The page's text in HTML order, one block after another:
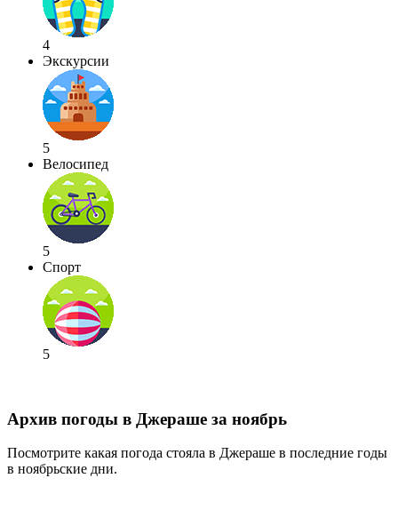
4
Экскурсии
5
Велосипед
5
Спорт
5
Архив погоды в Джераше за ноябрь
Посмотрите какая погода стояла в Джераше в последние годы
в ноябрьские дни.